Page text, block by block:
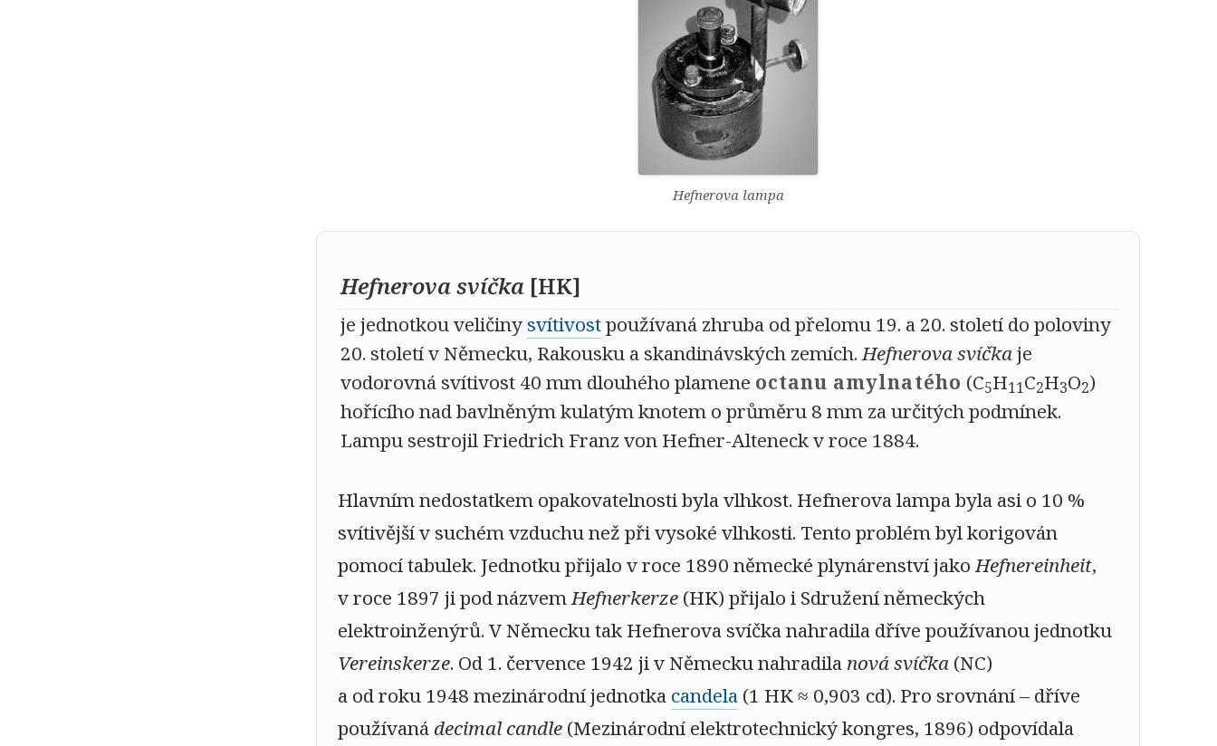
Hefnerova lampa
Hefnerova svíčka [HK]
je jednotkou veličinysvítivostpoužívaná zhruba od přelomu 19. a 20. století do poloviny
20. století v Německu, Rakousku a skandinávských zemích.Hefnerova svíčkaje
vodorovná svítivost 40 mm dlouhého plamene octanu amylnatého (C5H11C2H3O2)
hořícího nad bavlněným kulatým knotem o průměru 8 mm za určitých podmínek.
Lampu sestrojil Friedrich Franz von Hefner-Alteneck v roce 1884.
Hlavním nedostatkem opakovatelnosti byla vlhkost. Hefnerova lampa byla asi o 10 %
svítivější v suchém vzduchu než při vysoké vlhkosti. Tento problém byl korigován
pomocí tabulek. Jednotku přijalo v roce 1890 německé plynárenství jakoHefnereinheit,
v roce 1897 ji pod názvemHefnerkerze(HK) přijalo i Sdružení německých
elektroinženýrů. V Německu tak Hefnerova svíčka nahradila dříve používanou jednotku
Vereinskerze. Od 1. července 1942 ji v Německu nahradila nová svíčka(NC)
a od roku 1948 mezinárodní jednotka candela(1 HK ≈ 0,903 cd). Pro srovnání – dříve
používaná decimal candle(Mezinárodní elektrotechnický kongres, 1896) odpovídala